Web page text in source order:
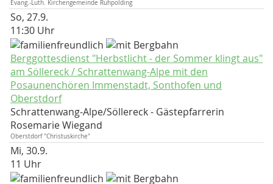
Evang.-Luth. Kirchengemeinde Ruhpolding
So, 27.9.
11:30 Uhr
Berggottesdienst "Herbstlicht - der Sommer klingt aus"
am Söllereck / Schrattenwang-Alpe mit den
Posaunenchören Immenstadt, Sonthofen und
Oberstdorf
Schrattenwang-Alpe/Söllereck
Gästepfarrerin
Rosemarie Wiegand
Oberstdorf "Christuskirche"
Mi, 30.9.
11 Uhr